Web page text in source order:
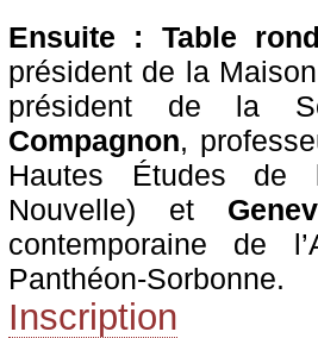
Ensuite : Table
président de la
président de la
Compagnon,
Hautes Études de
Nouvelle) et
contemporaine de
Panthéon-Sorbonne.
Inscription